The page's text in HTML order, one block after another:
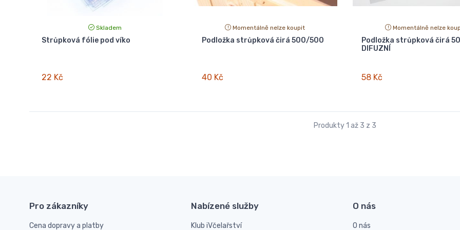
Skladem
Strůpková fólie pod víko
22 Kč
Momentálně nelze koupit
Podložka strůpková čirá 500/500
40 Kč
Momentálně nelze
Podložka strůpková čirá
DIFUZNÍ
58 Kč
Produkty 1 až 3 z 3
Pro zákazníky
Cena dopravy a platby
Nabízené služby
Klub iVčelařství
O nás
O nás